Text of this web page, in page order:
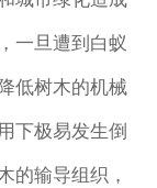
一旦遭到白蚁
低树木的机械
下极易发生倒
的输导组织，